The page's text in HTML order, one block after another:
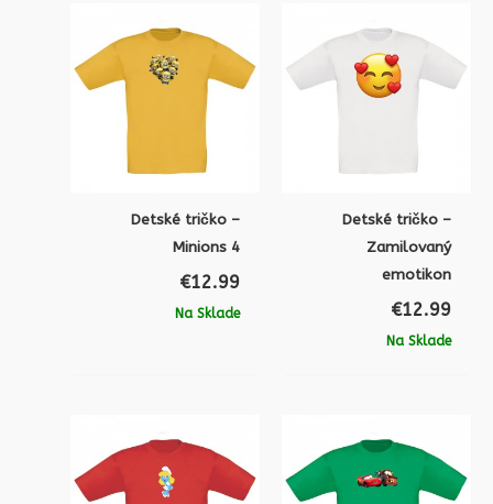
Detské tričko –
Minions 4
€12.99
Na Sklade
Detské tričko –
Zamilovaný
emotikon
€12.99
Na Sklade